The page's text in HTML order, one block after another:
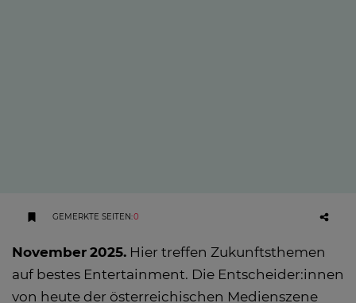
GEMERKTE SEITEN:0
November 2025. Hier treffen Zukunftsthemen
auf bestes Entertainment. Die Entscheider:innen
von heute der österreichischen Medienszene